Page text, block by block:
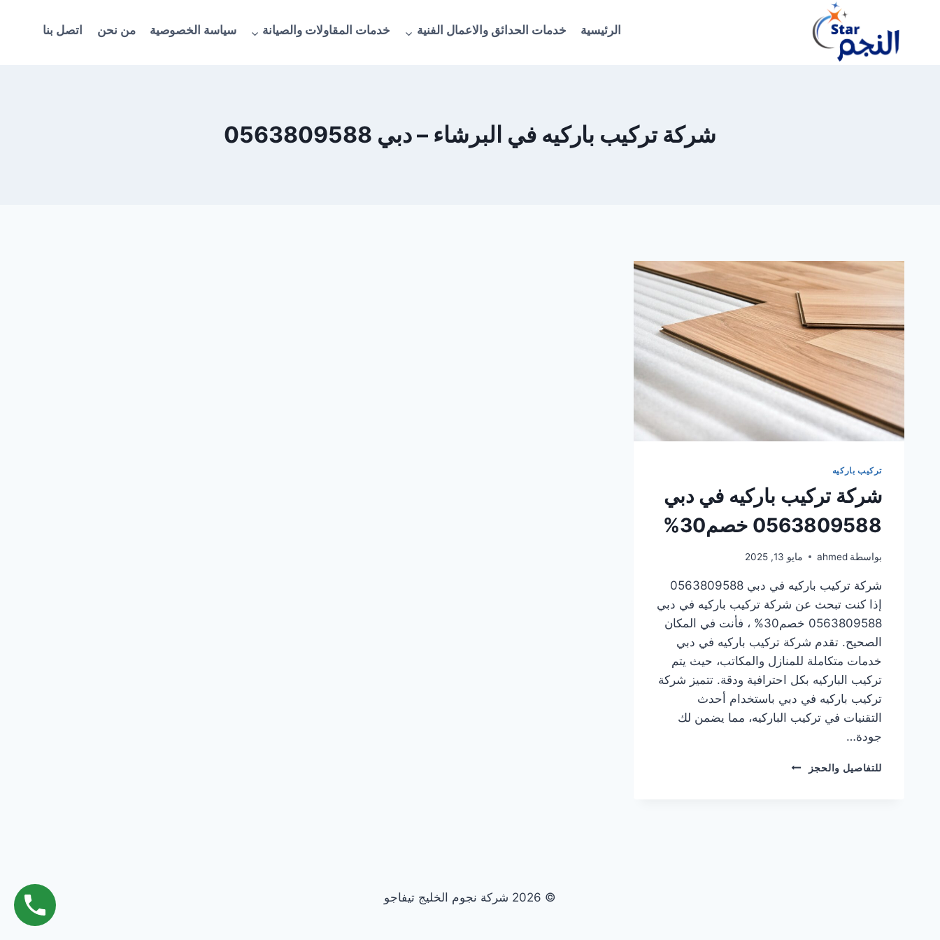
الرئيسية خدمات الحدائق والاعمال الفنية خدمات المقاولات والصيانة سياسة الخصوصية من نحن اتصل بنا
شركة تركيب باركيه في البرشاء – دبي 0563809588
تركيب باركيه
شركة تركيب باركيه في دبي
0563809588 خصم30%
بواسطة ahmed مايو 13, 2025
شركة تركيب باركيه في دبي 0563809588
إذا كنت تبحث عن شركة تركيب باركيه في دبي
0563809588 خصم30% ، فأنت في المكان
الصحيح. تقدم شركة تركيب باركيه في دبي
خدمات متكاملة للمنازل والمكاتب، حيث يتم
تركيب الباركيه بكل احترافية ودقة. تتميز شركة
تركيب باركيه في دبي باستخدام أحدث
التقنيات في تركيب الباركيه، مما يضمن لك
جودة…
للتفاصيل والحجز
شركة
© 2026 شركة نجوم الخليج تيفاجو